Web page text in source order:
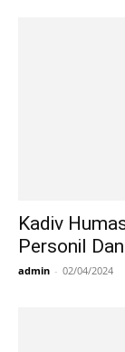
Kadiv
Personil
admin - 02/04/2024